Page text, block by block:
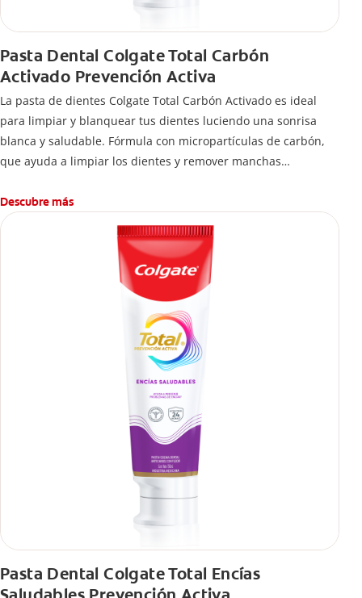
Pasta Dental Colgate Total Carbón
Activado Prevención Activa
La pasta de dientes Colgate Total Carbón Activado es ideal
para limpiar y blanquear tus dientes luciendo una sonrisa
blanca y saludable. Fórmula con micropartículas de carbón,
que ayuda a limpiar los dientes y remover manchas
¿Qué hace el carbón activado en una pasta dental y por qué
se usa para ayudar a remover manchas superficiales?
También encontrarás cómo incluirla en tu rutina, en casa o de
viaje, con tips de cepillado para una sonrisa sana.
Descubre más
Pasta Dental Colgate Total Encías